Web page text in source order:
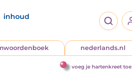
inhoud
nederlands.nl
voeg je hartenkreet toe